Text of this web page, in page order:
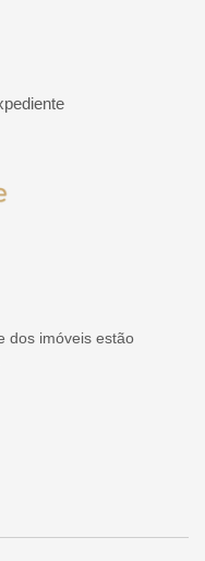
dos imóveis estão